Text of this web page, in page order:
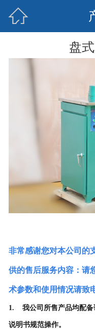

盘
非常感谢您对本公司的
供的售后服务内容：请
术参数和使用情况请致
1. 我公司所售产品均配备
说明书规范操作。